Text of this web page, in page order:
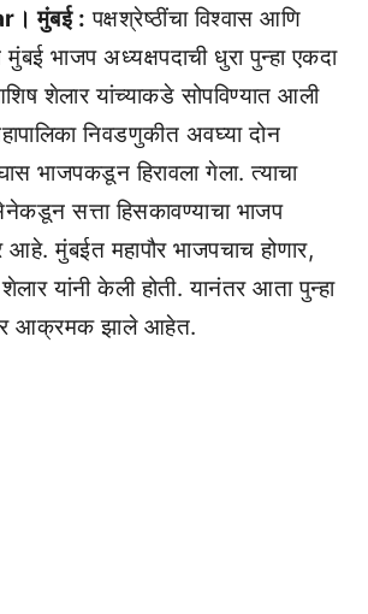
मुंबई : पक्षश्रेष्ठींचा विश्वास आणि
भाजप अध्यक्षपदाची धुरा पुन्हा एकदा
शेलार यांच्याकडे सोपविण्यात आली
निवडणुकीत अवघ्या दोन
भाजपकडून हिरावला गेला. त्याचा
सत्ता हिसकावण्याचा भाजप
आहे. मुंबईत महापौर भाजपचाच होणार,
यांनी केली होती. यानंतर आता पुन्हा
आक्रमक झाले आहेत.